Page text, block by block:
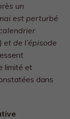
un
est perturbé
de l’épisode
limité et
dans